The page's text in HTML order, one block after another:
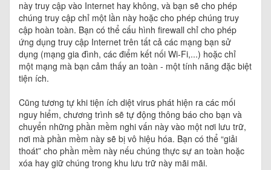
này truy cập vào Internet hay không, và bạn sẽ cho phép
chúng truy cập chỉ một lần này hoặc cho phép chúng truy
cập hoàn toàn. Bạn có thể cấu hình firewall chỉ cho phép
ứng dụng truy cập Internet trên tất cả các mạng bạn sử
dụng (mạng gia đình, các điểm kết nối Wi-Fi,...) hoặc chỉ
một mạng mà bạn cảm thấy an toàn - một tính năng đặc biệt
tiện ích.
Cũng tương tự khi tiện ích diệt virus phát hiện ra các mối
nguy hiểm, chương trình sẽ tự động thông báo cho bạn và
chuyển những phần mềm nghi vấn này vào một nơi lưu trữ,
nơi mà phần mềm này sẽ bị vô hiệu hóa. Bạn có thể “giải
thoát” cho phần mềm này nếu chúng thực sự an toàn hoặc
xóa hay giữ chúng trong khu lưu trữ này mãi mãi.